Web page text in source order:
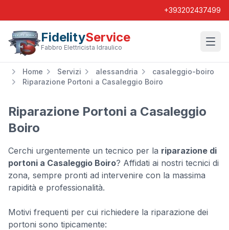
+393202437499
FidelityService
Fabbro Elettricista Idraulico
Home Servizi alessandria
casaleggio-boiro
Riparazione Portoni a Casaleggio Boiro
Riparazione Portoni a Casaleggio
Boiro
Cerchi urgentemente un tecnico per la riparazione di
portoni a Casaleggio Boiro? Affidati ai nostri tecnici di
zona, sempre pronti ad intervenire con la massima
rapidità e professionalità.
Motivi frequenti per cui richiedere la riparazione dei
portoni sono tipicamente: